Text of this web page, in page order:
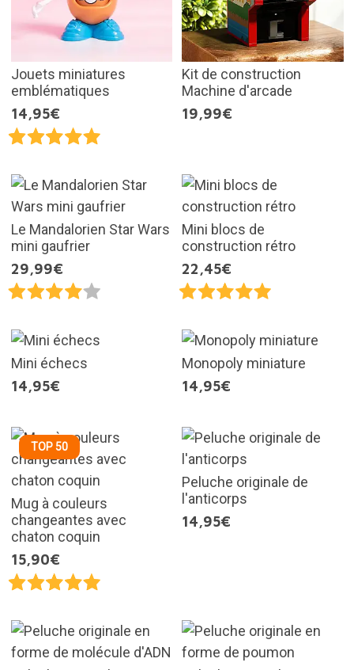
Jouets miniatures
emblématiques
14,95€
Kit de construction
Machine d'arcade
19,99€
Le Mandalorien Star Wars
mini gaufrier
29,99€
Mini blocs de
construction rétro
22,45€
Mini échecs
14,95€
Monopoly miniature
14,95€
TOP 50
Mug à couleurs
changeantes avec
chaton coquin
15,90€
Peluche originale de
l'anticorps
14,95€